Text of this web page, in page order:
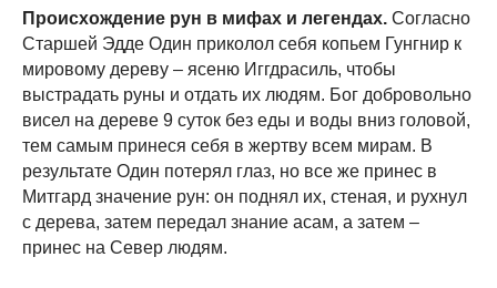
Происхождение рун в мифах и легендах. Согласно
Старшей Эдде Один приколол себя копьем Гунгнир к
мировому дереву – ясеню Иггдрасиль, чтобы
выстрадать руны и отдать их людям. Бог добровольно
висел на дереве 9 суток без еды и воды вниз головой,
тем самым принеся себя в жертву всем мирам. В
результате Один потерял глаз, но все же принес в
Митгард значение рун: он поднял их, стеная, и рухнул
с дерева, затем передал знание асам, а затем –
принес на Север людям.